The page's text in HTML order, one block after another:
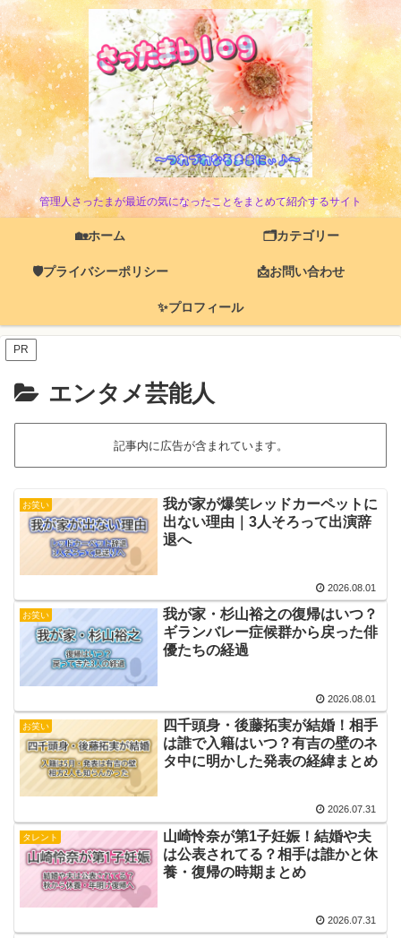
管理人さったまが最近の気になったことをまとめて紹介するサイト
🏡ホーム 🗂️カテゴリー
🛡️プライバシーポリシー 📩お問い合わせ
✨プロフィール
PR
エンタメ芸能人
記事内に広告が含まれています。
お笑い
我が家が爆笑レッドカーペットに
出ない理由｜3人そろって出演辞
退へ
2026.08.01
お笑い
我が家・杉山裕之の復帰はいつ？
ギランバレー症候群から戻った俳
優たちの経過
2026.08.01
お笑い
四千頭身・後藤拓実が結婚！相手
は誰で入籍はいつ？有吉の壁のネ
タ中に明かした発表の経緯まとめ
2026.07.31
タレント
山崎怜奈が第1子妊娠！結婚や夫
は公表されてる？相手は誰かと休
養・復帰の時期まとめ
2026.07.31